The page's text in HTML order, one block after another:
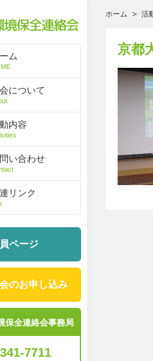
ム
について
内容
い合わせ
リンク
ページ
のお申し込み
保全連絡会事務局
7711
ホーム 活
京都